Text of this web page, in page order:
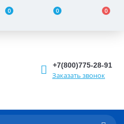
0 0 0
+7(800)775-28-91
Заказать звонок